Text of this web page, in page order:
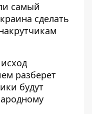
самый
сделать
разберет
будут